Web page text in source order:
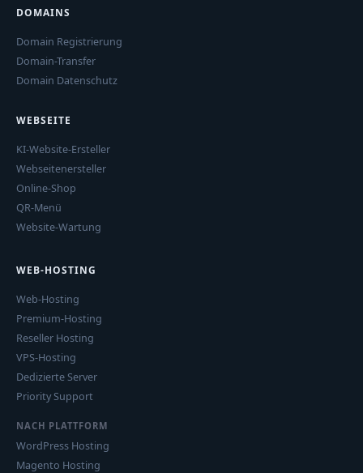
DOMAINS
Domain Registrierung
Domain-Transfer
Domain Datenschutz
WEBSEITE
KI-Website-Ersteller
Webseitenersteller
Online-Shop
QR-Menü
Website-Wartung
WEB-HOSTING
Web-Hosting
Premium-Hosting
Reseller Hosting
VPS-Hosting
Dedizierte Server
Priority Support
NACH PLATTFORM
WordPress Hosting
Magento Hosting